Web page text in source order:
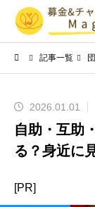
記事一覧
2026.01.01
自助・互助
る？身近に
[PR]